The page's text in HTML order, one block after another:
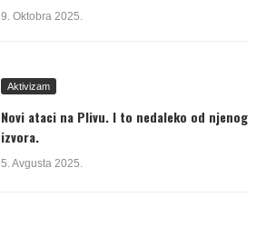
9. Oktobra 2025.
Aktivizam
Novi ataci na Plivu. I to nedaleko od njenog
izvora.
5. Avgusta 2025.